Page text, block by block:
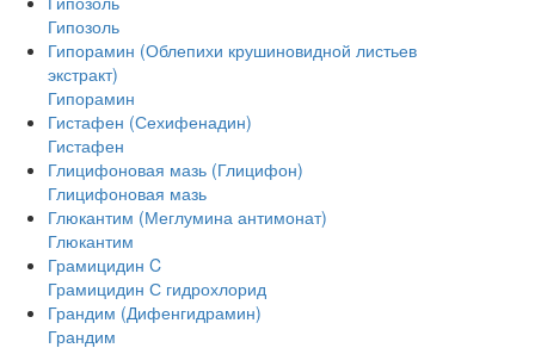
Гипозоль
Гипорамин (Облепихи крушиновидной листьев
экстракт)
Гипорамин
Гистафен (Сехифенадин)
Гистафен
Глицифоновая мазь (Глицифон)
Глицифоновая мазь
Глюкантим (Меглумина антимонат)
Глюкантим
Грамицидин C
Грамицидин С гидрохлорид
Грандим (Дифенгидрамин)
Грандим